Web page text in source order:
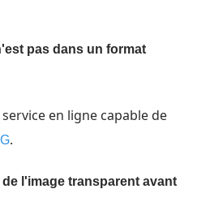
pas dans un format
en ligne capable de
.
l'image transparent avant